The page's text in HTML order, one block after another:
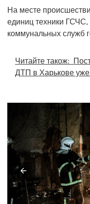
На месте
единиц техники ГСЧС,
коммунальных служб
Читайте також:
ДТП в Харькове уже